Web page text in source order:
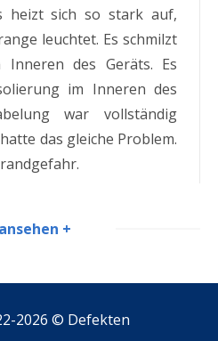
heizt sich so stark auf,
leuchtet. Es schmilzt
des Geräts. Es
im Inneren des
war vollständig
das gleiche Problem.
+
2026 © Defekten